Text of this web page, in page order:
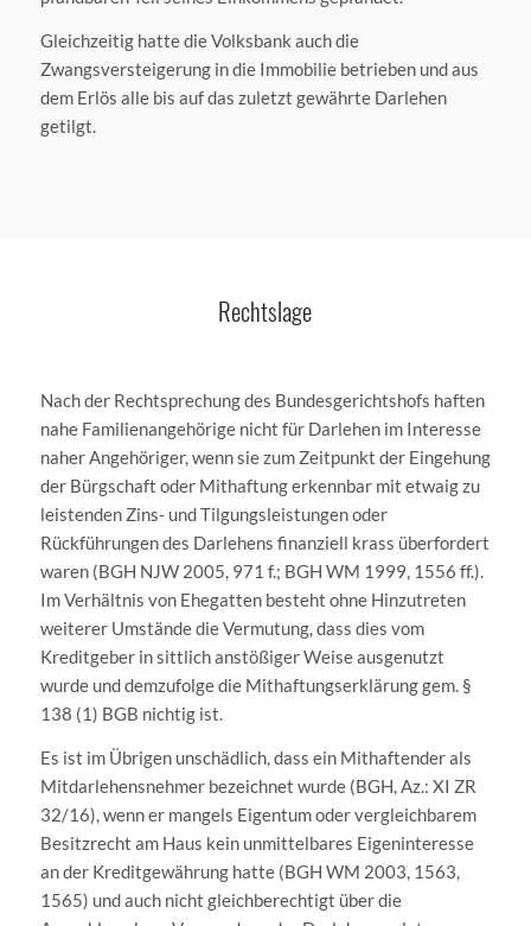
Gleichzeitig hatte die Volksbank auch die
Zwangsversteigerung in die Immobilie betrieben und aus
dem Erlös alle bis auf das zuletzt gewährte Darlehen
getilgt.
Rechtslage
Nach der Rechtsprechung des Bundesgerichtshofs haften
nahe Familienangehörige nicht für Darlehen im Interesse
naher Angehöriger, wenn sie zum Zeitpunkt der Eingehung
der Bürgschaft oder Mithaftung erkennbar mit etwaig zu
leistenden Zins- und Tilgungsleistungen oder
Rückführungen des Darlehens finanziell krass überfordert
waren (BGH NJW 2005, 971 f.; BGH WM 1999, 1556 ff.).
Im Verhältnis von Ehegatten besteht ohne Hinzutreten
weiterer Umstände die Vermutung, dass dies vom
Kreditgeber in sittlich anstößiger Weise ausgenutzt
wurde und demzufolge die Mithaftungserklärung gem. §
138 (1) BGB nichtig ist.
Es ist im Übrigen unschädlich, dass ein Mithaftender als
Mitdarlehensnehmer bezeichnet wurde (BGH, Az.: XI ZR
32/16), wenn er mangels Eigentum oder vergleichbarem
Besitzrecht am Haus kein unmittelbares Eigeninteresse
an der Kreditgewährung hatte (BGH WM 2003, 1563,
1565) und auch nicht gleichberechtigt über die